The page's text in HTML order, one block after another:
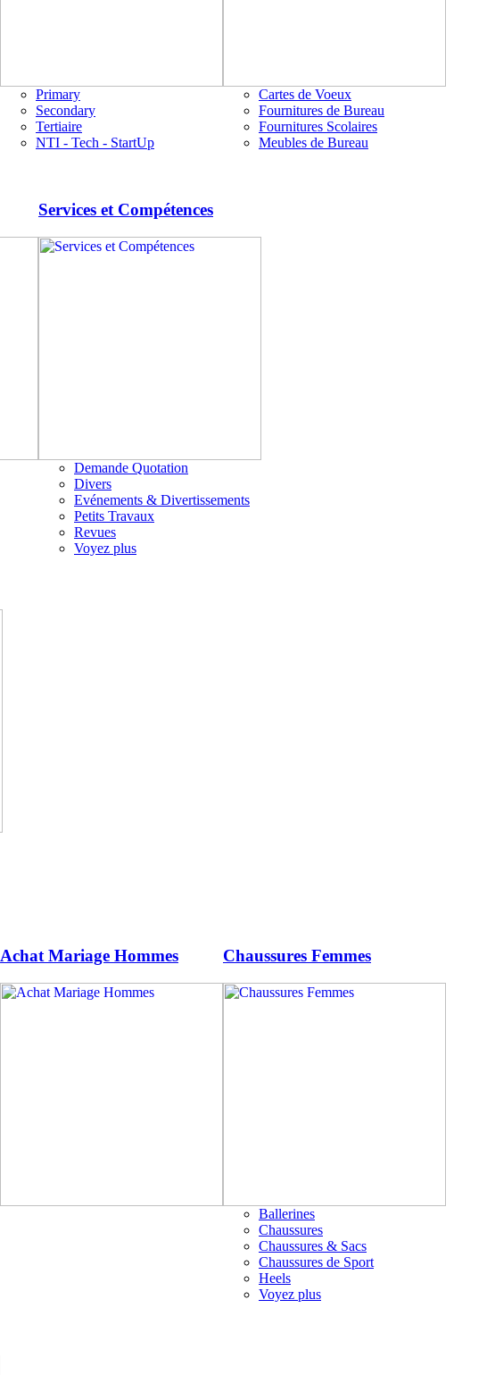
Primary
Secondary
Tertiaire
NTI - Tech - StartUp
Cartes de Voeux
Fournitures de Bureau
Fournitures Scolaires
Meubles de Bureau
Services et Compétences
Demande Quotation
Divers
Evénements & Divertissements
Petits Travaux
Revues
Voyez plus
Achat Mariage Hommes Chaussures Femmes
Ballerines
Chaussures
Chaussures & Sacs
Chaussures de Sport
Heels
Voyez plus